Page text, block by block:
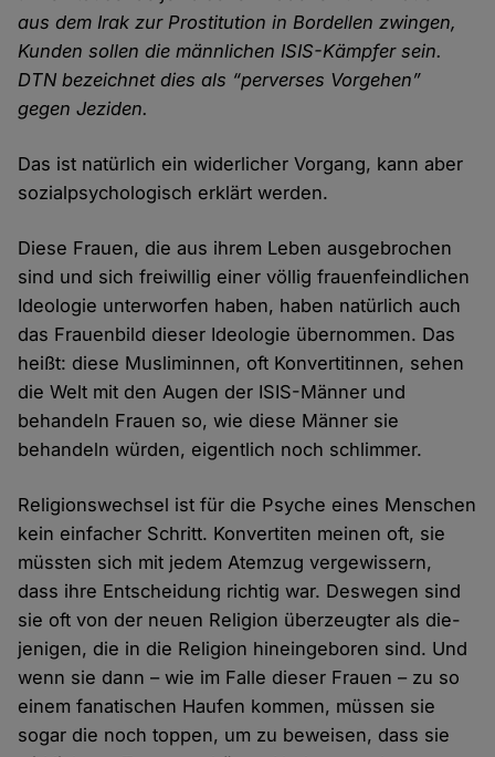
aus dem Irak zur Prostitution in Bordellen zwingen,
Kunden sollen die männlichen ISIS-Kämpfer sein.
DTN bezeichnet dies als “perverses Vorgehen”
gegen Jeziden.
Das ist natürlich ein wider­licher Vorgang, kann aber
sozial­psychologisch erklärt werden.
Diese Frauen, die aus ihrem Leben ausge­brochen
sind und sich freiwillig einer völlig frauen­feindlichen
Ideologie unter­worfen haben, haben natürlich auch
das Frauen­bild dieser Ideologie über­nommen. Das
heißt: diese Musliminnen, oft Konvertitinnen, sehen
die Welt mit den Augen der ISIS-Männer und
behandeln Frauen so, wie diese Männer sie
behandeln würden, eigent­lich noch schlimmer.
Religionswechsel ist für die Psyche eines Menschen
kein einfacher Schritt. Konvertiten meinen oft, sie
müssten sich mit jedem Atem­zug verge­wissern,
dass ihre Ent­scheidung richtig war. Deswegen sind
sie oft von der neuen Religion über­zeugter als die­
jenigen, die in die Religion hinein­geboren sind. Und
wenn sie dann – wie im Falle dieser Frauen – zu so
einem fanatischen Haufen kommen, müssen sie
sogar die noch toppen, um zu beweisen, dass sie